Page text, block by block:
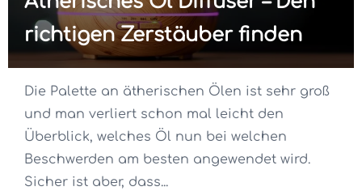
richtigen Zerstäuber finden
Die Palette an ätherischen Ölen ist sehr groß
und man verliert schon mal leicht den
Überblick, welches Öl nun bei welchen
Beschwerden am besten angewendet wird.
Sicher ist aber, dass...